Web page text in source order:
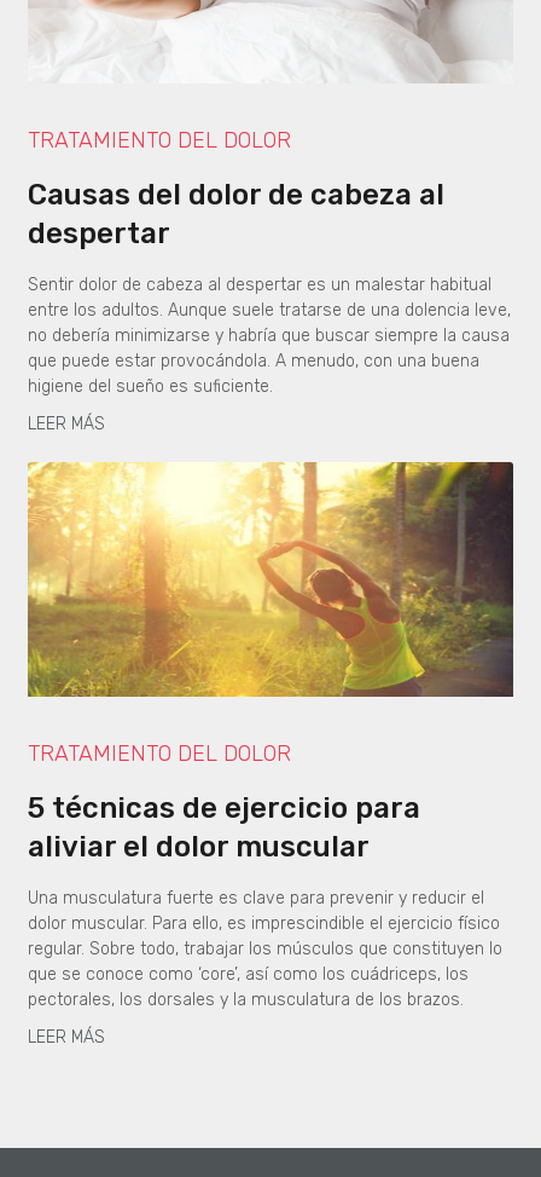
TRATAMIENTO DEL DOLOR
Causas del dolor de cabeza al
despertar
Sentir dolor de cabeza al despertar es un malestar habitual
entre los adultos. Aunque suele tratarse de una dolencia leve,
no debería minimizarse y habría que buscar siempre la causa
que puede estar provocándola. A menudo, con una buena
higiene del sueño es suficiente.
LEER MÁS
TRATAMIENTO DEL DOLOR
5 técnicas de ejercicio para
aliviar el dolor muscular
Una musculatura fuerte es clave para prevenir y reducir el
dolor muscular. Para ello, es imprescindible el ejercicio físico
regular. Sobre todo, trabajar los músculos que constituyen lo
que se conoce como ‘core’, así como los cuádriceps, los
pectorales, los dorsales y la musculatura de los brazos.
LEER MÁS